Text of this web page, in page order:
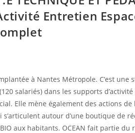
Entretien
à Nantes Métropole. C’est une
salariés) dans les supports
Elle mène également des actions
autour d’une boutique de
aux habitants. OCEAN fait partie du